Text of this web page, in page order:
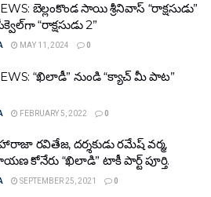
బెల్లంకొండ సాయి శ్రీనివాస్ “రాక్షసుడు”
“రాక్షసుడు 2”
MAY 11, 2024 0
“ఖిలాడీ” నుండి “క్యాచ్ మీ పాట”
FEBRUARY 5, 2022 0
ర‌వితేజ‌, దర్శకుడు రమేష్ వర్మ,
కోనేరు “ఖిలాడి” టాకీ పార్ట్ పూర్తి.
SEPTEMBER 25, 2021 0